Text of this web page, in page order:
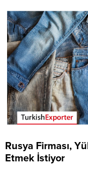
Rusya Firması,
Etmek İstiyor